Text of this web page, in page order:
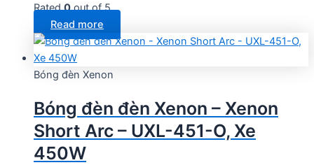
Rated0out of 5
Read more
Bóng đèn Xenon
Bóng đèn đèn Xenon – Xenon
Short Arc – UXL-451-O, Xe
450W